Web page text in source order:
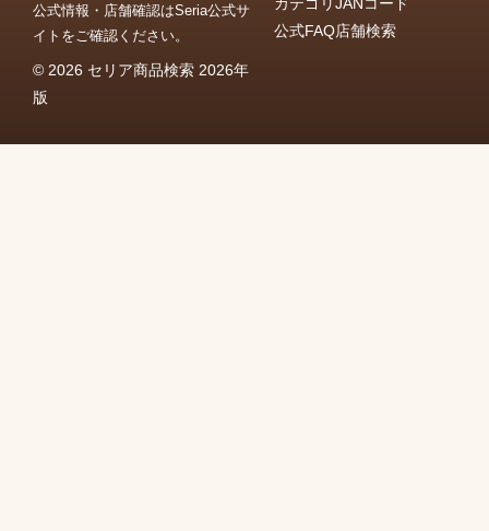
公式情報・店舗確認はSeria公式サ
イトをご確認ください。
© 2026 セリア商品検索 2026年
版
カテゴリJANコード
公式FAQ店舗検索